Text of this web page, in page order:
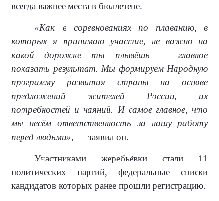
всегда важнее места в бюллетене.
«Как в соревнованиях по плаванию, в
которых я принимаю участие, не важно на
какой дорожке ты плывёшь — главное
показать результат. Мы формируем Народную
программу развития страны на основе
предложений жителей России, их
потребностей и чаяний. И самое главное, что
мы несём ответственность за нашу работу
перед людьми», — заявил он.
Участниками жеребьёвки стали 11
политических партий, федеральные списки
кандидатов которых ранее прошли регистрацию.